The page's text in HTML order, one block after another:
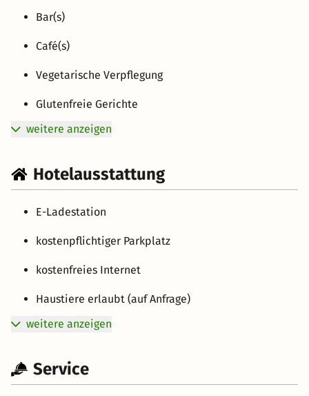
Bar(s)
Café(s)
Vegetarische Verpflegung
Glutenfreie Gerichte
weitere anzeigen
Hotelausstattung
E-Ladestation
kostenpflichtiger Parkplatz
kostenfreies Internet
Haustiere erlaubt (auf Anfrage)
weitere anzeigen
Service